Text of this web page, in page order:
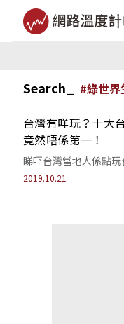
Search_ #綠世界
台灣有咩玩？十大
竟然唔係第一！
睇吓台灣當地人係點玩
2019.10.21